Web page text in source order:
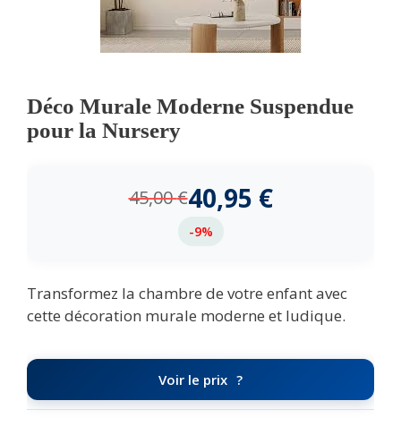
Déco Murale Moderne Suspendue
pour la Nursery
45,00€40,95 €
-9%
Transformez la chambre de votre enfant avec
cette décoration murale moderne et ludique.
Voir le prix